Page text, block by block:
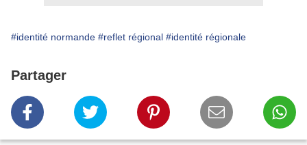
#identité normande #reflet régional #identité régionale
Partager